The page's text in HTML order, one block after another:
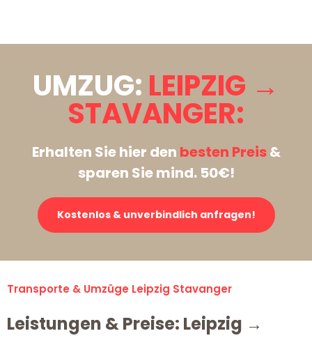
UMZUG: LEIPZIG →
STAVANGER:
Erhalten Sie hier den besten Preis&
sparen Sie mind. 50€!
Kostenlos & unverbindlich anfragen!
Transporte & Umzüge Leipzig Stavanger
Leistungen & Preise: Leipzig →